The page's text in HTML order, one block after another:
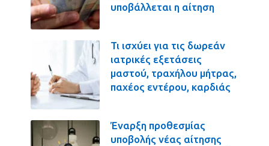
υποβάλλεται η αίτηση
Τι ισχύει για τις δωρεάν
ιατρικές εξετάσεις
μαστού, τραχήλου μήτρας,
παχέος εντέρου, καρδιάς
Έναρξη προθεσμίας
υποβολής νέας αίτησης